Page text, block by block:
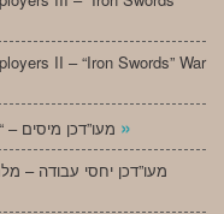
II – “Iron Swords” War
»
מעו”דכן יחסי עבודה –